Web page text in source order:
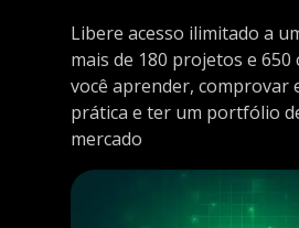
Libere acesso ilimitado a
mais de 180 projetos e 650
você aprender, comprovar
prática e ter um portfólio
mercado